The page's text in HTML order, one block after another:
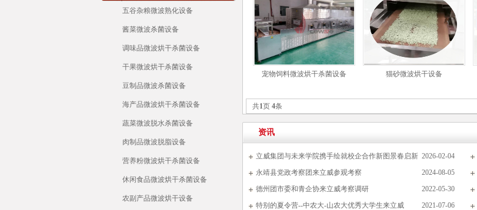
五谷杂粮微波熟化设备
酱菜微波杀菌设备
调味品微波烘干杀菌设备
干果微波烘干杀菌设备
豆制品微波杀菌设备
海产品微波烘干杀菌设备
蔬菜微波脱水杀菌设备
肉制品微波脱脂设备
营养粉微波烘干杀菌设备
休闲食品微波烘干杀菌设备
农副产品微波烘干设备
宠物饲料微波烘干杀菌设备 猫砂微波烘干设备
共1页 4条
资讯
2026-02-04
立威集团与未来学院携手绘就校企合作新图景春启新
程
2024-08-05
永靖县党政考察团来立威参观考察
2022-05-30
德州团市委和青企协来立威考察调研
2021-07-06
特别的夏令营--中农大-山农大优秀大学生来立威